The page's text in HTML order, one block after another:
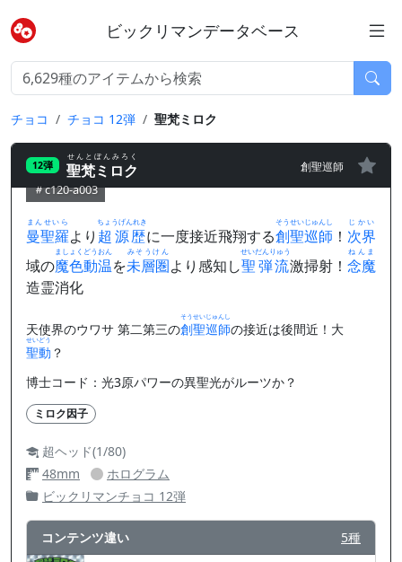
ビックリマンデータベース
チョコ チョコ 12弾 聖梵ミロク
12弾 聖梵ミロク
せんとぼんみろく
創聖巡師
c120-a003
曼聖羅
まんせいら
より 超源歴
ちょうげんれき
に一度接近飛翔する創聖巡師
そうせいじゅんし
！ 次界
じかい
域の魔色動温
ましょくどうおん
を未層圏
みそうけん
より感知し聖弾流
せいだんりゅう
激掃射！ 念魔
ねんま
造霊消化
天使界のウワサ 第二第三の創聖巡師
そうせいじゅんし
の接近は後間近！大
聖動
せいどう
？
博士コード：光3原パワーの異聖光がルーツか？
ミロク因子
超ヘッド(1/80)
48mm
ホログラム
ビックリマンチョコ 12弾
コンテンツ違い 5種